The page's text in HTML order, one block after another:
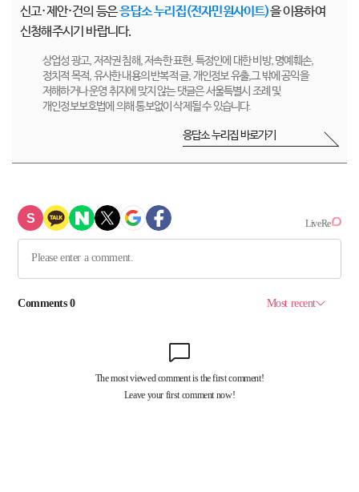
신고·제안·건의 등은응답소 누리집(전자민원사이트)을 이용하여
신청해주시기 바랍니다.
상업성 광고, 저작권 침해, 저속한 표현, 특정인에 대한 비방, 명예훼손,
정치적 목적, 유사한 내용의 반복적 글, 개인정보 유출,그 밖에 공익을
저해하거나 운영 취지에 맞지 않는 댓글은 서울특별시 조례 및
개인정보보호법에 의해 통보없이 삭제될 수 있습니다.
응답소 누리집 바로가기